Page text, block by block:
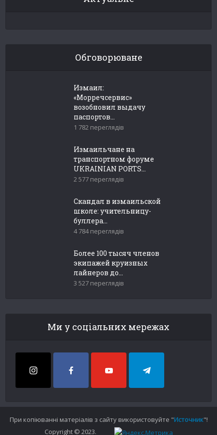
Обговорюване
Измаил:
«Морречсервис»
возобновил выдачу
паспортов...
1 782 переглядів
Измаильчане на
транспортном форуме
UKRAINIAN PORTS...
2 577 переглядів
Скандал в измаильской
школе: учительницу-
буллера...
4 784 переглядів
Более 100 тысяч членов
экипажей круизных
лайнеров до...
3 527 переглядів
Ми у соціальних мережах
При копіюванні матеріалів з сайту використовуйте "Источник"!
Copyright © 2023.